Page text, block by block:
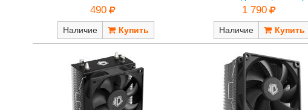
490
Наличие
1 790
Наличие